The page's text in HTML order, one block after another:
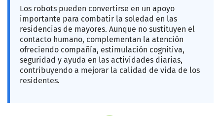
Los robots pueden convertirse en un apoyo
importante para combatir la soledad en las
residencias de mayores. Aunque no sustituyen el
contacto humano, complementan la atención
ofreciendo compañía, estimulación cognitiva,
seguridad y ayuda en las actividades diarias,
contribuyendo a mejorar la calidad de vida de los
residentes.